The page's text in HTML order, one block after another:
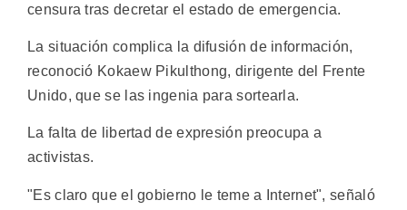
censura tras decretar el estado de emergencia.
La situación complica la difusión de información,
reconoció Kokaew Pikulthong, dirigente del Frente
Unido, que se las ingenia para sortearla.
La falta de libertad de expresión preocupa a
activistas.
"Es claro que el gobierno le teme a Internet", señaló